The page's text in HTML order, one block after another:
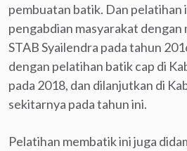
pembuatan batik. Dan pelatihan
pengabdian masyarakat
STAB Syailendra pada tahun
dengan pelatihan batik cap di
pada 2018, dan dilanjutkan di
sekitarnya pada tahun ini.
Pelatihan membatik ini juga